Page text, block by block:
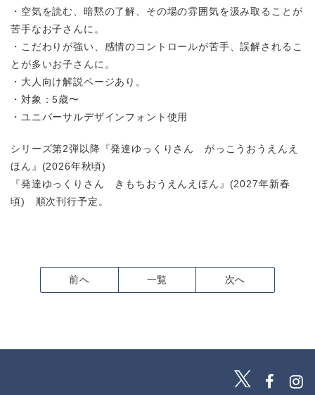
・空気を読む、暗黙の了解、その場の雰囲気を汲み取ることが
苦手なお子さんに。
・こだわりが強い、感情のコントロールが苦手、誤解されるこ
とが多いお子さんに。
・大人向け解説ページあり。
・対象：5歳〜
・ユニバーサルデザインフォント使用
シリーズ第2弾以降『発達ゆっくりさん がっこうおうえんえ
ほん』(2026年秋頃)
『発達ゆっくりさん きもちおうえんえほん』(2027年新春
頃) 順次刊行予定。
前へ 一覧 次へ